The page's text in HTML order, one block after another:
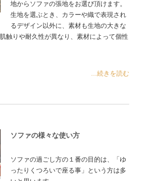
地からソファの張地をお選び頂けます。
生地を選ぶとき、カラーや織で表現され
るデザイン以外に、素材も生地の大きな
触りや耐久性が異なり、素材によって個性
...続きを読む
ソファの様々な使い方
ソファの過ごし方の１番の目的は、「ゆ
ったりくつろいで座る事」という方は多